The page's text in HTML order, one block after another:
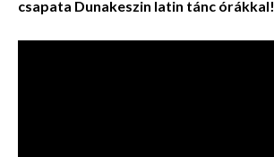
csapata Dunakeszin latin tánc órákkal!